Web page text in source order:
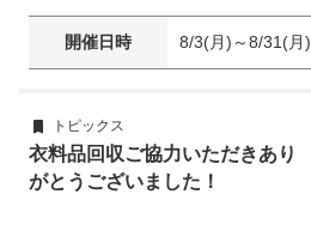
開催日時 8/3(月)～8/31(月)
トピックス
衣料品回収ご協力いただきあり
がとうございました！